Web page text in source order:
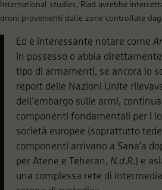
International studies, Riad avrebbe
droni provenienti dalle zone controllate
Ed è interessante notare come
in possesso o abbia
tipo di armamenti, se ancora lo
report delle Nazioni Unite
dell’embargo sulle armi,
componenti fondamentali per i
società europee (soprattutto
componenti arrivano a Sana′a
per Atene e Teheran, N.d.R.) e
una complessa rete di